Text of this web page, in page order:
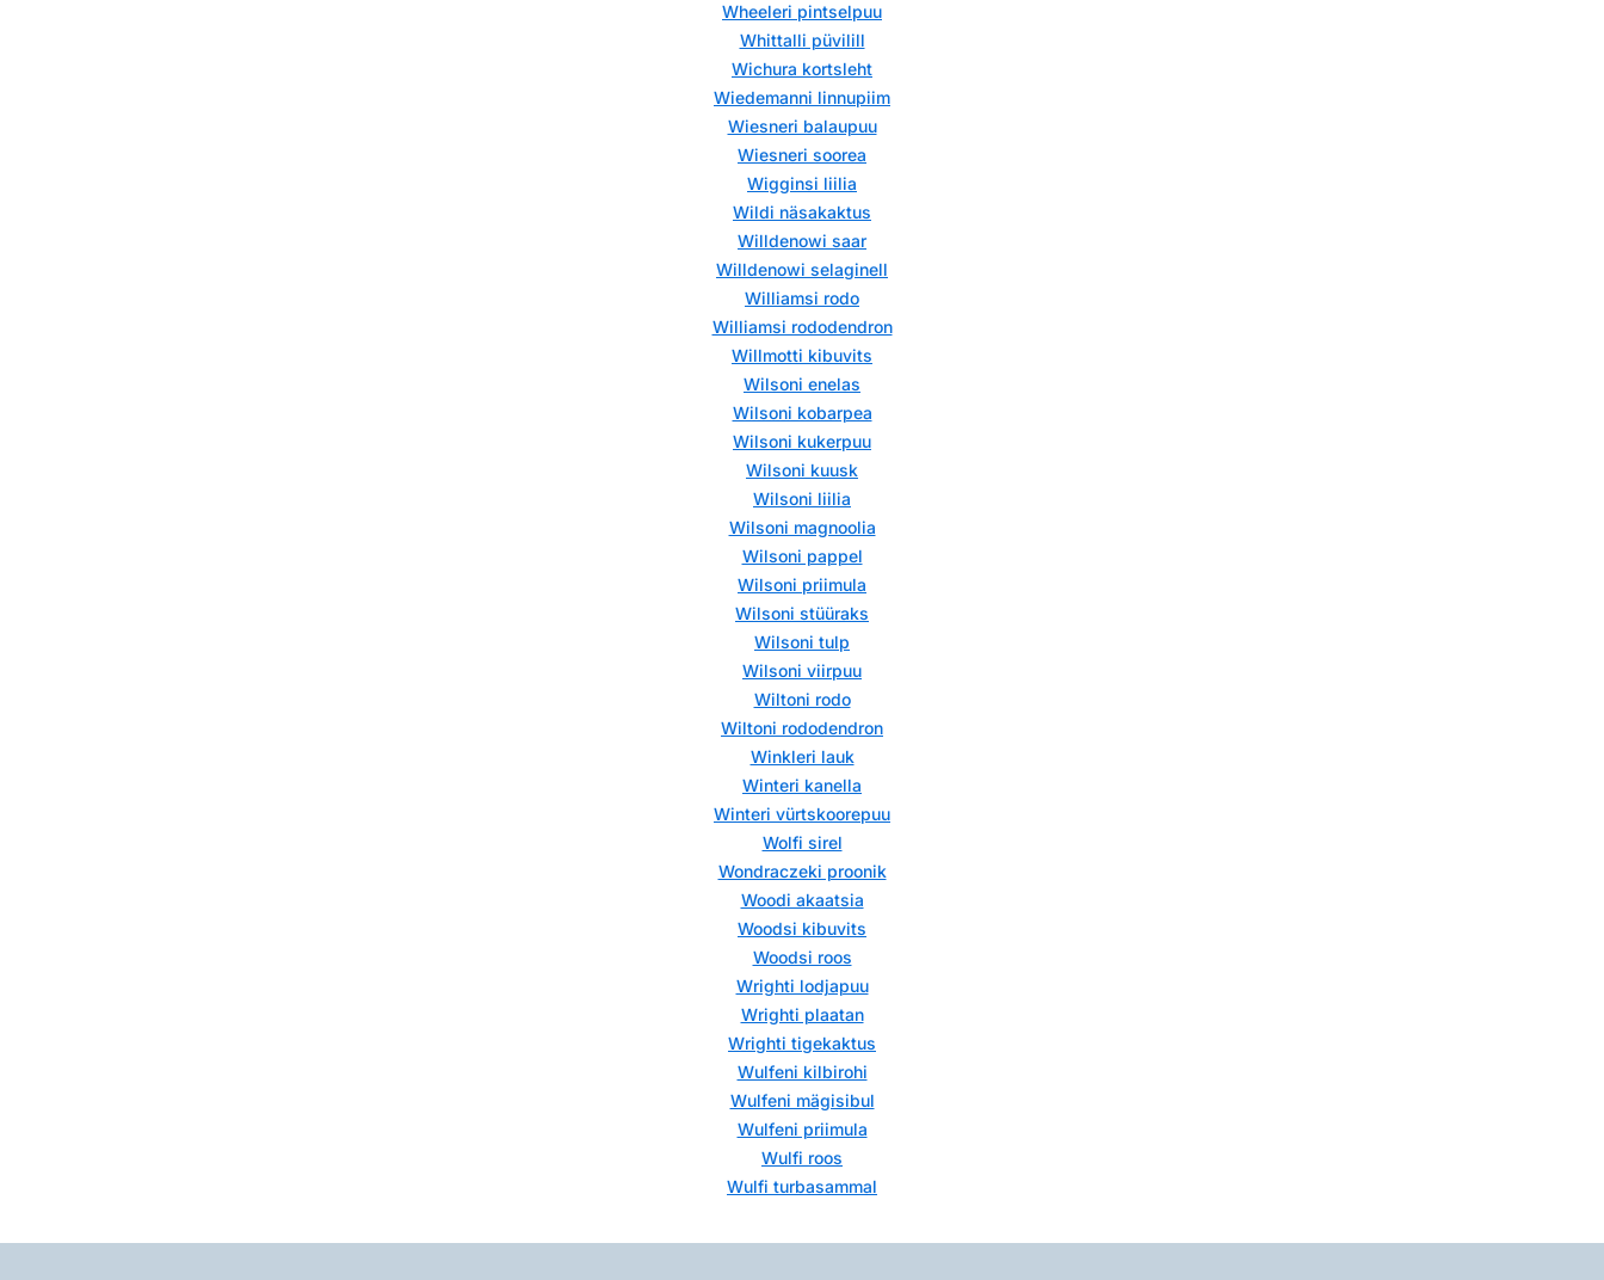
Wheeleri pintselpuu
Whittalli püvilill
Wichura kortsleht
Wiedemanni linnupiim
Wiesneri balaupuu
Wiesneri soorea
Wigginsi liilia
Wildi näsakaktus
Willdenowi saar
Willdenowi selaginell
Williamsi rodo
Williamsi rododendron
Willmotti kibuvits
Wilsoni enelas
Wilsoni kobarpea
Wilsoni kukerpuu
Wilsoni kuusk
Wilsoni liilia
Wilsoni magnoolia
Wilsoni pappel
Wilsoni priimula
Wilsoni stüüraks
Wilsoni tulp
Wilsoni viirpuu
Wiltoni rodo
Wiltoni rododendron
Winkleri lauk
Winteri kanella
Winteri vürtskoorepuu
Wolfi sirel
Wondraczeki proonik
Woodi akaatsia
Woodsi kibuvits
Woodsi roos
Wrighti lodjapuu
Wrighti plaatan
Wrighti tigekaktus
Wulfeni kilbirohi
Wulfeni mägisibul
Wulfeni priimula
Wulfi roos
Wulfi turbasammal